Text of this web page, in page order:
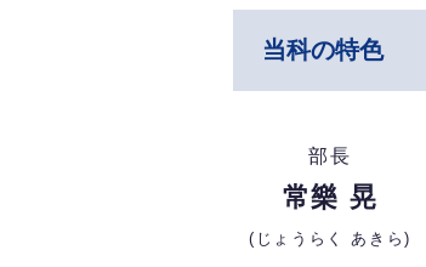
当科の特色
部長
常樂 晃
(じょうらく あきら)